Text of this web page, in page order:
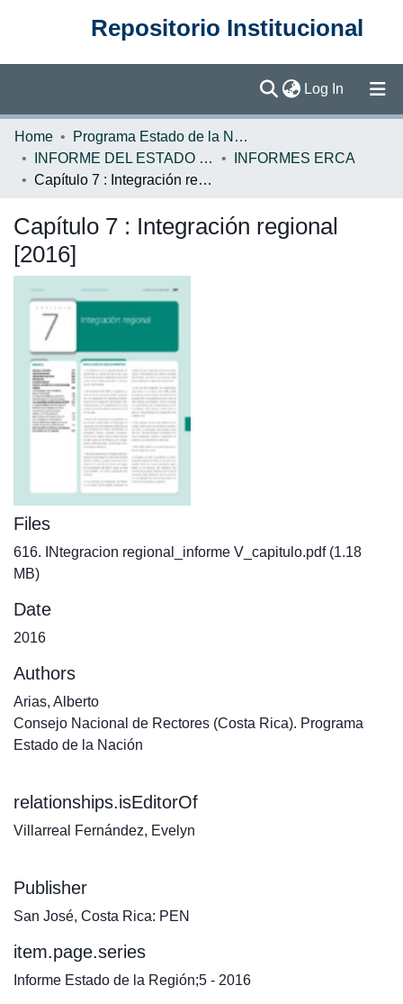
Repositorio Institucional
Log In (current)
Communities & Collections
Home
Programa Estado de la Nación (PEN)
INFORME DEL ESTADO DE LA REGION
INFORMES ERCA
Capítulo 7 : Integración regional [2016]
Capítulo 7 : Integración regional
[2016]
Files
616. INtegracion regional_informe V_capitulo.pdf(1.18
MB)
Date
2016
Authors
Arias, Alberto
Consejo Nacional de Rectores (Costa Rica). Programa
Estado de la Nación
relationships.isEditorOf
Villarreal Fernández, Evelyn
Publisher
San José, Costa Rica: PEN
item.page.series
Informe Estado de la Región;5 - 2016